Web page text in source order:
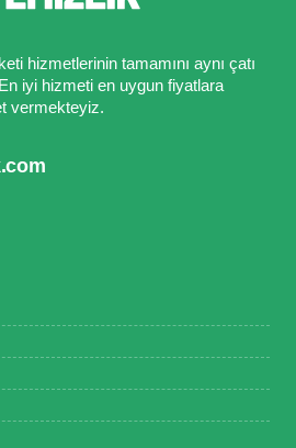
hizmetlerinin tamamını aynı çatı
iyi hizmeti en uygun fiyatlara
vermekteyiz.